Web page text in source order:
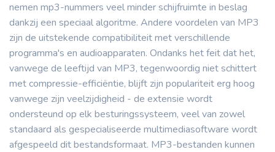
nemen mp3-nummers veel minder schijfruimte in beslag
dankzij een speciaal algoritme. Andere voordelen van MP3
zijn de uitstekende compatibiliteit met verschillende
programma's en audioapparaten. Ondanks het feit dat het,
vanwege de leeftijd van MP3, tegenwoordig niet schittert
met compressie-efficiëntie, blijft zijn populariteit erg hoog
vanwege zijn veelzijdigheid - de extensie wordt
ondersteund op elk besturingssysteem, veel van zowel
standaard als gespecialiseerde multimediasoftware wordt
afgespeeld dit bestandsformaat. MP3-bestanden kunnen